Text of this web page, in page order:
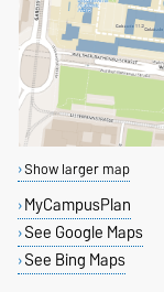
Show larger map
MyCampusPlan
See Google Maps
See Bing Maps